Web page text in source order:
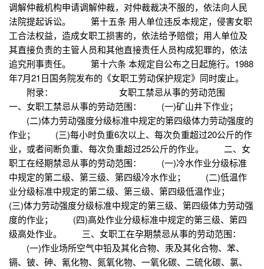
调解仲裁机构申请调解仲裁，对仲裁裁决不服的，依法向人民
法院提起诉讼。 第十五条 用人单位违反本规定，侵害女职
工合法权益，造成女职工损害的，依法给予赔偿；用人单位及
其直接负责的主管人员和其他直接责任人员构成犯罪的，依法
追究刑事责任。 第十六条 本规定自公布之日起施行。1988
年7月21日国务院发布的《女职工劳动保护规定》同时废止。
附录： 女职工禁忌从事的劳动范围
一、女职工禁忌从事的劳动范围： (一)矿山井下作业；
(二)体力劳动强度分级标准中规定的第四级体力劳动强度的
作业； (三)每小时负重6次以上、每次负重超过20公斤的作
业，或者间断负重、每次负重超过25公斤的作业。 二、女
职工在经期禁忌从事的劳动范围： (一)冷水作业分级标准
中规定的第二级、第三级、第四级冷水作业； (二)低温作
业分级标准中规定的第二级、第三级、第四级低温作业；
(三)体力劳动强度分级标准中规定的第三级、第四级体力劳动强
度的作业； (四)高处作业分级标准中规定的第三级、第四
级高处作业。 三、女职工在孕期禁忌从事的劳动范围：
(一)作业场所空气中铅及其化合物、汞及其化合物、苯、
镉、铍、砷、氰化物、氮氧化物、一氧化碳、二硫化碳、氯、